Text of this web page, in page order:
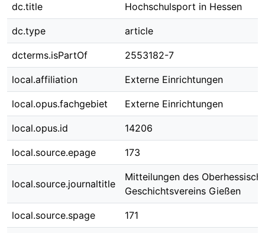
dc.title Hochschulsport in Hessen
dc.type article
dcterms.isPartOf 2553182-7
local.affiliation Externe Einrichtungen
local.opus.fachgebiet Externe Einrichtungen
local.opus.id 14206
local.source.epage 173
local.source.journaltitle
Mitteilungen des
Geschichtsvereins Gießen
local.source.spage 171